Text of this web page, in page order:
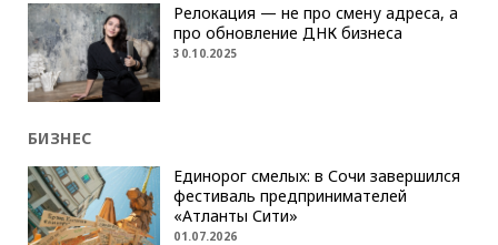
Релокация — не про смену адреса, а
про обновление ДНК бизнеса
30.10.2025
БИЗНЕС
Единорог смелых: в Сочи завершился
фестиваль предпринимателей
«Атланты Сити»
01.07.2026